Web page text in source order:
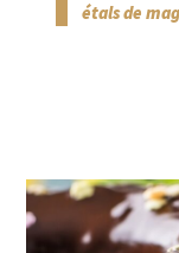
étals de